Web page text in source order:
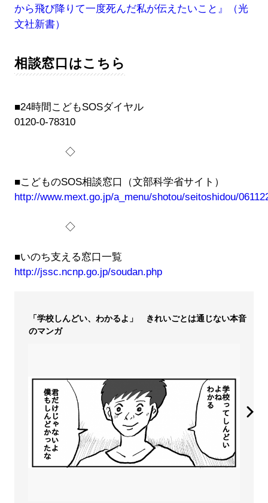
から飛び降りて一度死んだ私が伝えたいこと』（光
文社新書）
相談窓口はこちら
■24時間こどもSOSダイヤル
0120-0-78310
◇
■こどものSOS相談窓口（文部科学省サイト）
http://www.mext.go.jp/a_menu/shotou/seitoshidou/
◇
■いのち支える窓口一覧
http://jssc.ncnp.go.jp/soudan.php
「学校しんどい、わかるよ」 きれいごとは通じない本音
のマンガ